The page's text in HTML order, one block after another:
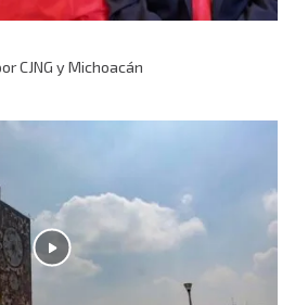
CJNG y Michoacán